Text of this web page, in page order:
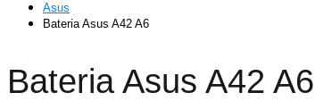
Asus
Bateria Asus A42 A6
Bateria Asus A42 A6